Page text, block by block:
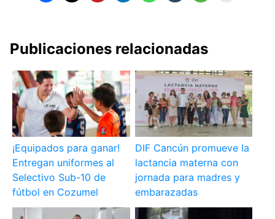
Publicaciones relacionadas
¡Equipados para ganar!
Entregan uniformes al
Selectivo Sub-10 de
fútbol en Cozumel
DIF Cancún promueve la
lactancia materna con
jornada para madres y
embarazadas